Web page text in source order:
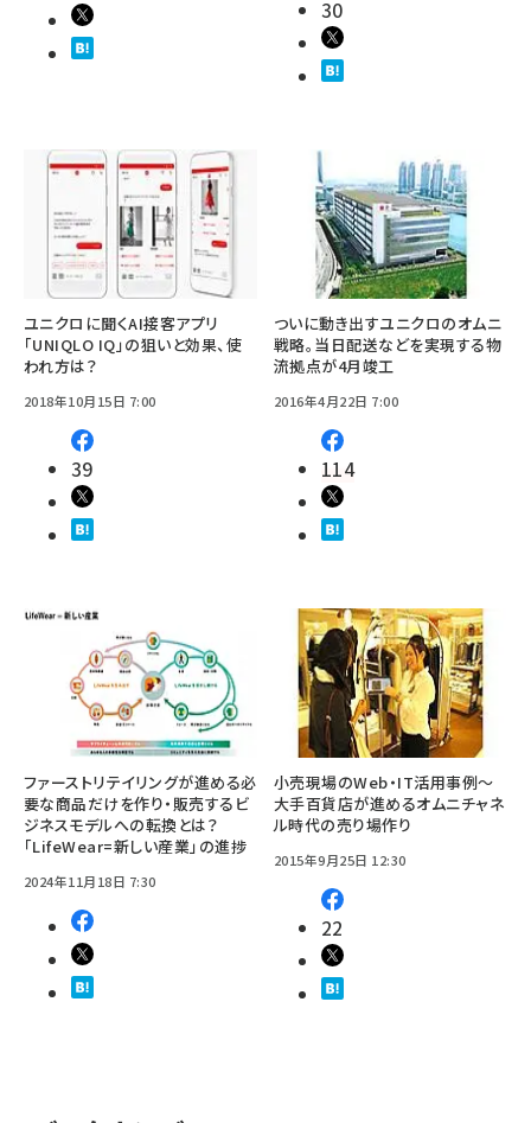
30
ユニクロに聞くAI接客アプリ
「UNIQLO IQ」の狙いと効果、使
われ方は？
2018年10月15日 7:00
39
ついに動き出すユニクロのオムニ
戦略。当日配送などを実現する物
流拠点が4月竣工
2016年4月22日 7:00
114
ファーストリテイリングが進める必
要な商品だけを作り・販売するビ
ジネスモデルへの転換とは？
「LifeWear=新しい産業」の進捗
2024年11月18日 7:30
小売現場のWeb・IT活用事例～
大手百貨店が進めるオムニチャネ
ル時代の売り場作り
2015年9月25日 12:30
22